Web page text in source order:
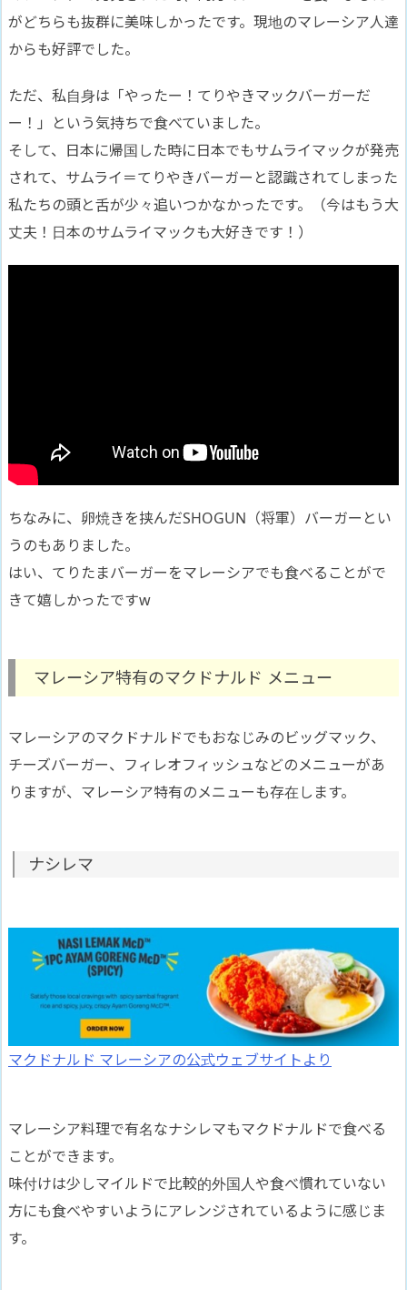
がどちらも抜群に美味しかったです。現地のマレーシア人達
からも好評でした。
ただ、私自身は「やったー！てりやきマックバーガーだ
ー！」という気持ちで食べていました。
そして、日本に帰国した時に日本でもサムライマックが発売
されて、サムライ＝てりやきバーガーと認識されてしまった
私たちの頭と舌が少々追いつかなかったです。（今はもう大
丈夫！日本のサムライマックも大好きです！）
ちなみに、卵焼きを挟んだSHOGUN（将軍）バーガーとい
うのもありました。
はい、てりたまバーガーをマレーシアでも食べることがで
きて嬉しかったですw
マレーシア特有のマクドナルド メニュー
マレーシアのマクドナルドでもおなじみのビッグマック、
チーズバーガー、フィレオフィッシュなどのメニューがあ
りますが、マレーシア特有のメニューも存在します。
ナシレマ
マクドナルド マレーシアの公式ウェブサイトより
マレーシア料理で有名なナシレマもマクドナルドで食べる
ことができます。
味付けは少しマイルドで比較的外国人や食べ慣れていない
方にも食べやすいようにアレンジされているように感じま
す。